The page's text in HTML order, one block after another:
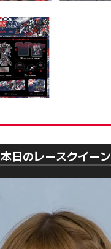
本日のレースクイーン